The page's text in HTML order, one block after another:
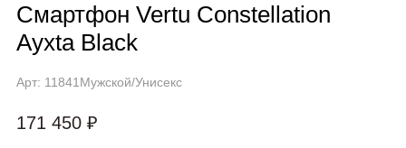
Смартфон Vertu Constellation
Ayxta Black
Арт: 11841 Мужской/Унисекс
171 450 ₽